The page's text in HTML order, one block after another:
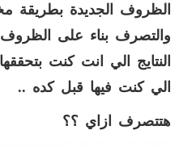
الظروف الجديدة بطريقة
والتصرف بناء على
النتايج الي انت كنت
الي كنت فيها قبل كده ..
هتتصرف ازاي ؟؟